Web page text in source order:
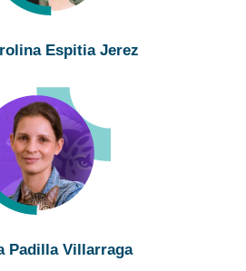
Espitia Jerez
Padilla Villarraga